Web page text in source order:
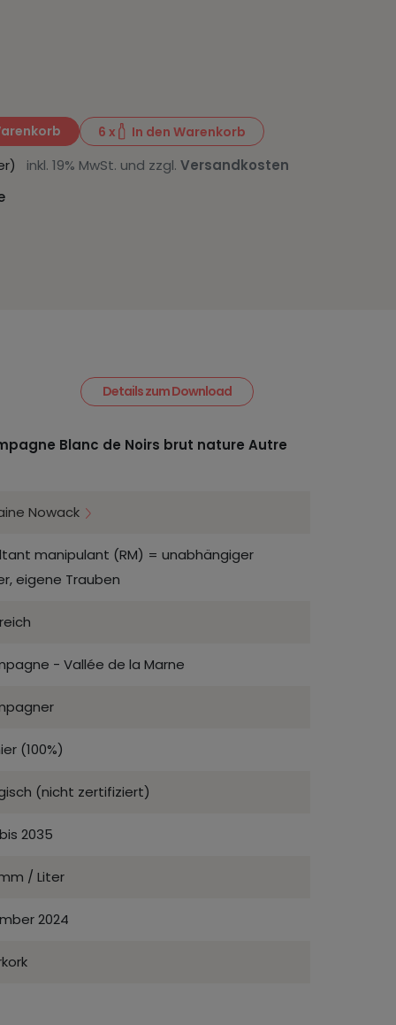
6 x In den Warenkorb
inkl. 19% MwSt. und zzgl. Versandkosten
Details zum Download
Blanc de Noirs brut nature Autre
Nowack
manipulant (RM) = unabhängiger
eigene Trauben
- Vallée de la Marne
(100%)
(nicht zertifiziert)
2035
/ Liter
2024